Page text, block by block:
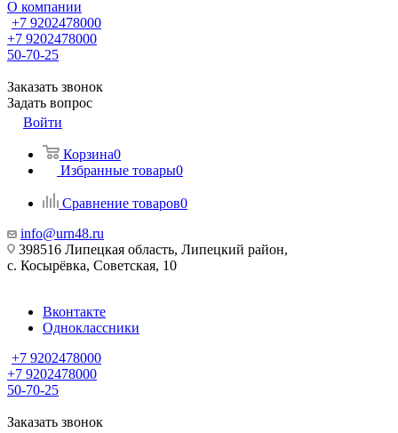
О компании
+7 9202478000
+7 9202478000
50-70-25
Заказать звонок
Задать вопрос
Войти
Корзина0
Избранные товары0
Сравнение товаров0
info@urn48.ru
398516 Липецкая область, Липецкий район,
с. Косырёвка, Советская, 10
Вконтакте
Одноклассники
+7 9202478000
+7 9202478000
50-70-25
Заказать звонок